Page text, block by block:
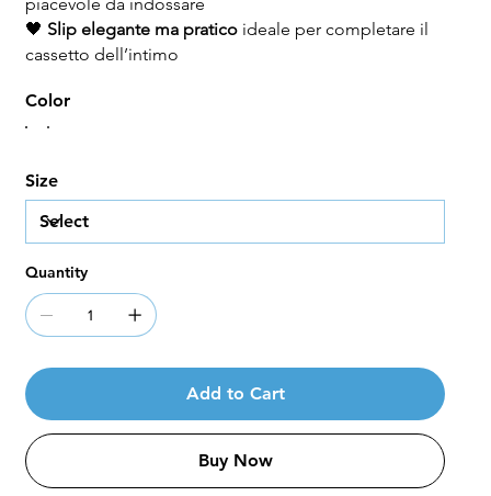
🖤 Slip elegante ma praticoideale per completare il
cassetto dell’intimo
Color
Size
Quantity
Add to Cart
Buy Now